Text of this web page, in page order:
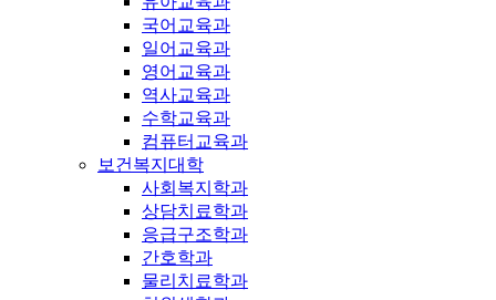
국어교육과
일어교육과
영어교육과
역사교육과
수학교육과
컴퓨터교육과
보건복지대학
사회복지학과
상담치료학과
응급구조학과
간호학과
물리치료학과